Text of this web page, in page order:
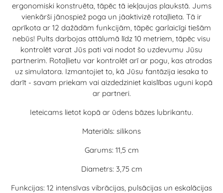
ergonomiski konstruēta, tāpēc tā iekļaujas plaukstā. Jums
vienkārši jānospiež poga un jāaktivizē rotaļlieta. Tā ir
aprīkota ar 12 dažādām funkcijām, tāpēc garlaicīgi tiešām
nebūs! Pults darbojas attālumā līdz 10 metriem, tāpēc visu
kontrolēt varat Jūs pati vai nodot šo uzdevumu Jūsu
partnerim. Rotaļlietu var kontrolēt arī ar pogu, kas atrodas
uz simulatora. Izmantojiet to, kā Jūsu fantāzija iesaka to
darīt - savam priekam vai aizdedziniet kaislības uguni kopā
ar partneri.
Ieteicams lietot kopā ar ūdens bāzes lubrikantu.
Materiāls: silikons
Garums: 11,5 cm
Diametrs: 3,75 cm
Funkcijas: 12 intensīvas vibrācijas, pulsācijas un eskalācijas